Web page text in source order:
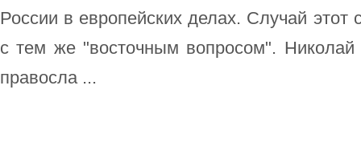
России в европейских делах. Случай этот
с тем же "восточным вопросом". Николай
правосла ...